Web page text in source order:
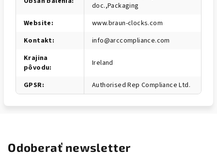
doc.,Packaging
Website:
www.braun-clocks.com
Kontakt:
info@arccompliance.com
Krajina
pôvodu: Ireland
GPSR: Authorised Rep Compliance Ltd.
Odoberať newsletter